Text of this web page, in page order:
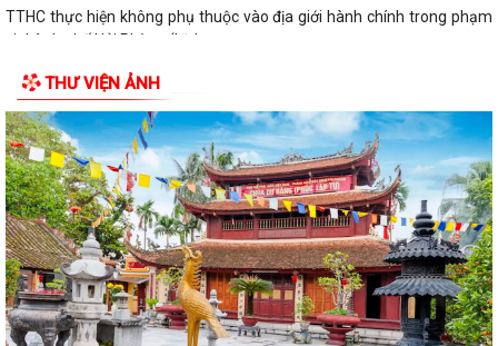
TTHC thực hiện không phụ thuộc vào địa giới hành chính trong phạm
vi thành phố Hải Phòng (Lĩnh vực...
TTHC thực hiện không phụ thuộc vào địa giới hành chính trong phạm
vi thành phố Hải Phòng (Lĩnh vực...
TTHC thực hiện không phụ thuộc vào địa giới hành chính trong phạm
vi thành phố Hải Phòng (Lĩnh vực...
TTHC thực hiện không phụ thuộc vào địa giới hành chính trong phạm
vi thành phố Hải Phòng (Lĩnh vực...
Danh mục Thủ tục hành chính thuộc thẩm quyền giải quyết của Ủy
ban nhân dân xã Quyết Thắng
THƯ VIỆN ẢNH